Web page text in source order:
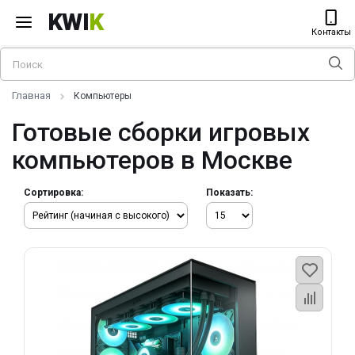
KWIK Контакты
Главная Компьютеры
Готовые сборки игровых
компьютеров в Москве
Сортировка: Показать: